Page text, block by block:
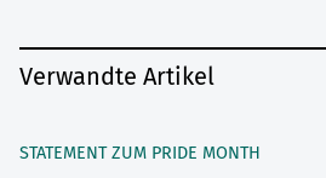
Verwandte Artikel
STATEMENT ZUM PRIDE MONTH